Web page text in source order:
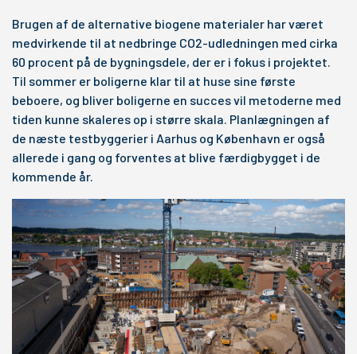
Brugen af de alternative biogene materialer har været
medvirkende til at nedbringe CO2-udledningen med cirka
60 procent på de bygningsdele, der er i fokus i projektet.
Til sommer er boligerne klar til at huse sine første
beboere, og bliver boligerne en succes vil metoderne med
tiden kunne skaleres op i større skala. Planlægningen af
de næste testbyggerier i Aarhus og København er også
allerede i gang og forventes at blive færdigbygget i de
kommende år.